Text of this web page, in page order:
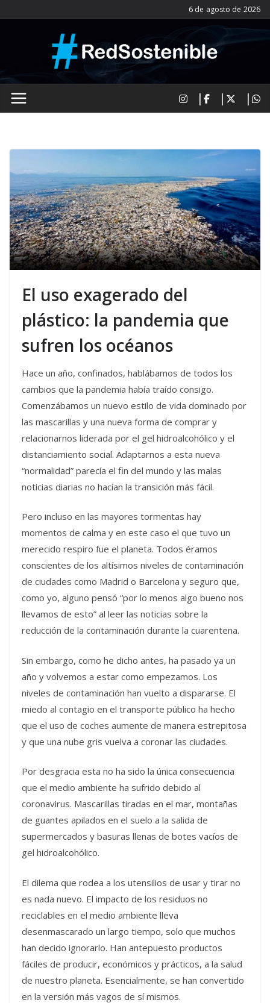
al
6 de agosto de 2026
El uso exagerado del
plástico: la pandemia que
sufren los océanos
Hace un año, confinados, hablábamos de todos los
cambios que la pandemia había traído consigo.
Comenzábamos un nuevo estilo de vida dominado por
las mascarillas y una nueva forma de comprar y
relacionarnos liderada por el gel hidroalcohólico y el
distanciamiento social. Adaptarnos a esta nueva
“normalidad” parecía el fin del mundo y las malas
noticias diarias no hacían la transición más fácil.
Pero incluso en las mayores tormentas hay
momentos de calma y en este caso el que tuvo un
merecido respiro fue el planeta. Todos éramos
conscientes de los altísimos niveles de contaminación
de ciudades como Madrid o Barcelona y seguro que,
como yo, alguno pensó “por lo menos algo bueno nos
llevamos de esto” al leer las noticias sobre la
reducción de la contaminación durante la cuarentena.
Sin embargo, como he dicho antes, ha pasado ya un
año y volvemos a estar como empezamos. Los
niveles de contaminación han vuelto a dispararse. El
miedo al contagio en el transporte público ha hecho
que el uso de coches aumente de manera estrepitosa
y que una nube gris vuelva a coronar las ciudades.
Por desgracia esta no ha sido la única consecuencia
que el medio ambiente ha sufrido debido al
coronavirus. Mascarillas tiradas en el mar, montañas
de guantes apilados en el suelo a la salida de
supermercados y basuras llenas de botes vacíos de
gel hidroalcohólico.
El dilema que rodea a los utensilios de usar y tirar no
es nada nuevo. El impacto de los residuos no
reciclables en el medio ambiente lleva
desenmascarado un largo tiempo, solo que muchos
han decido ignorarlo. Han antepuesto productos
fáciles de producir, económicos y prácticos, a la salud
de nuestro planeta. Esencialmente, se han convertido
en la versión más vagos de sí mismos.